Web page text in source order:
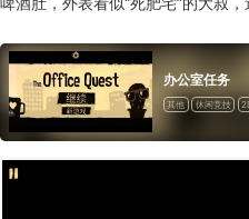
办公室任务
其他 休闲竞技